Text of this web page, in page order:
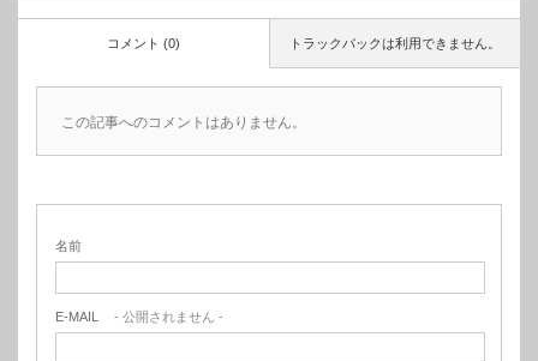
トラックバックは利用できません。
コメント (0)
この記事へのコメントはありません。
名前
E-MAIL - 公開されません -